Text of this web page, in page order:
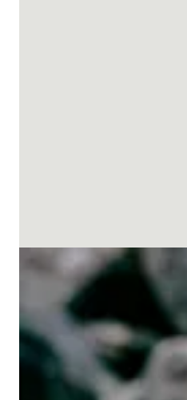
Daunenjacken Herren